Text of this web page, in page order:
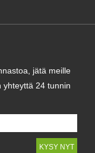
jätä meille
yhteyttä 24 tunnin